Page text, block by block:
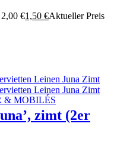
& MOBILÉS
€1,50 €Aktueller Preis
zimt (2er